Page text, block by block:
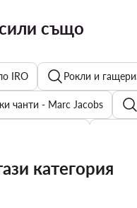
също
IRO Рокли и
чанти - Marc Jacobs
категория